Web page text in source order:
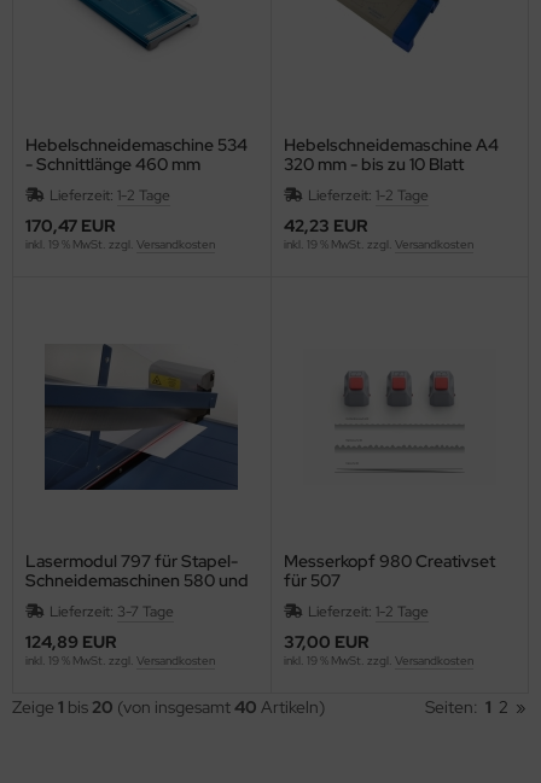
Hebelschneidemaschine 534
- Schnittlänge 460 mm
Lieferzeit: 1-2 Tage
170,47 EUR
inkl. 19 % MwSt. zzgl. Versandkosten
Hebelschneidemaschine A4
320 mm - bis zu 10 Blatt
Lieferzeit: 1-2 Tage
42,23 EUR
inkl. 19 % MwSt. zzgl. Versandkosten
Lasermodul 797 für Stapel-
Schneidemaschinen 580 und
585
Lieferzeit: 3-7 Tage
124,89 EUR
inkl. 19 % MwSt. zzgl. Versandkosten
Messerkopf 980 Creativset
für 507
Lieferzeit: 1-2 Tage
37,00 EUR
inkl. 19 % MwSt. zzgl. Versandkosten
Zeige 1 bis 20 (von insgesamt40 Artikeln) Seiten: 1 2 »
Becher